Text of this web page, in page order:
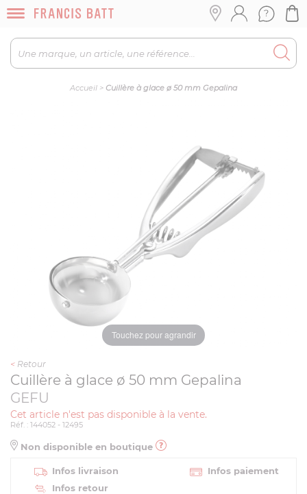
Accueil > Cuillère à glace ø 50 mm Gepalina
Touchez pour agrandir
< Retour
Cuillère à glace ø 50 mm Gepalina
GEFU
Cet article n'est pas disponible à la vente.
Réf. : 144052 - 12495
Non disponible en boutique
Infos livraison
Infos paiement
Infos retour